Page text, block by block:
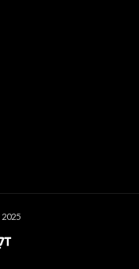
2025